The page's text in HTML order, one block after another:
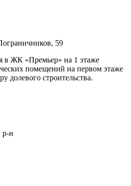
59
в ЖК «Премьер» на 1 этаже
помещений на первом этаже
долевого строительства.
р-н